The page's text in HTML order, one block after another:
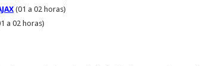
(01 a 02 horas)
a 02 horas)